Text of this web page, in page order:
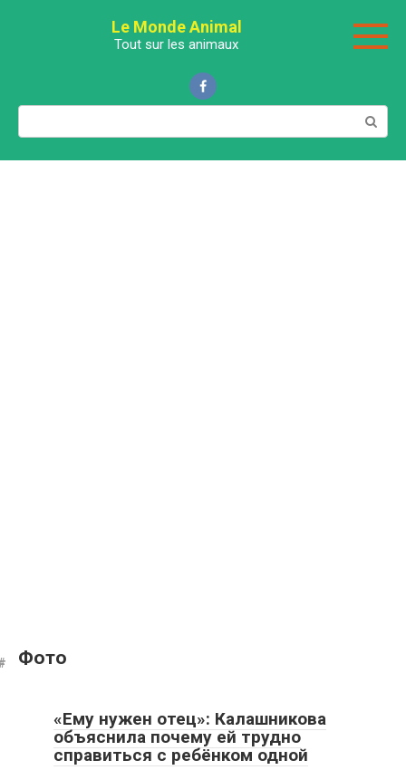
Le Monde Animal
Tout sur les animaux
Поиск:
Фото
«Ему нужен отец»: Калашникова
объяснила почему ей трудно
справиться с ребёнком одной